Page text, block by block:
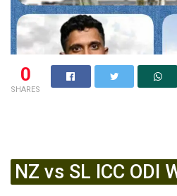
0
SHARES
NZ vs SL ICC ODI